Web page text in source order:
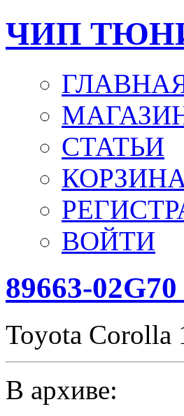
ЧИП
СТАТЬИ
ВОЙТИ
89663-
Toyota Corolla
В архиве: